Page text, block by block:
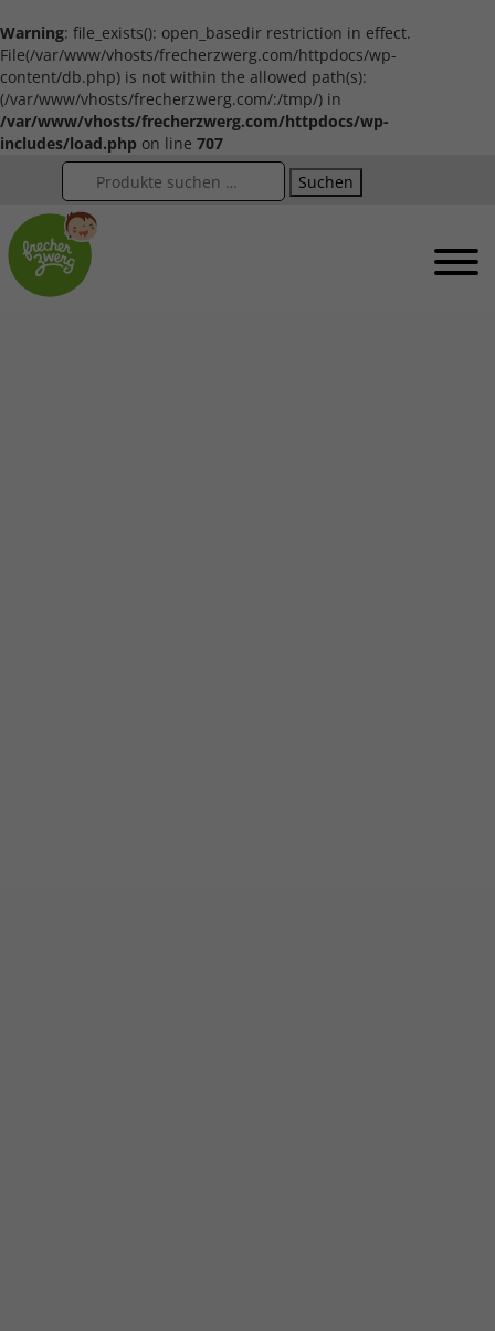
Warning: file_exists(): open_basedir restriction in effect.
File(/var/www/vhosts/frecherzwerg.com/httpdocs/wp-
content/db.php) is not within the allowed path(s):
(/var/www/vhosts/frecherzwerg.com/:/tmp/) in
/var/www/vhosts/frecherzwerg.com/httpdocs/wp-
includes/load.php on line 707
Suchen